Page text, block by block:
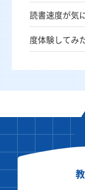
読書速度が気
度体験してみ